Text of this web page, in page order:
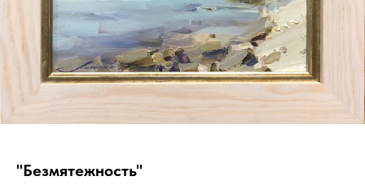
"Безмятежность"